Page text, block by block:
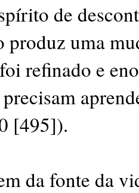
de
produz uma
refinado e
[495]).
da fonte da